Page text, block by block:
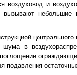
и
вызывают небольшие
центрального
в
подавления